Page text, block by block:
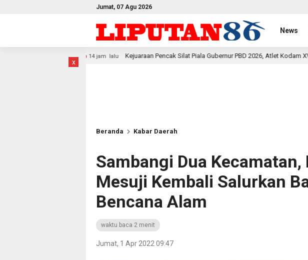
Jumat, 07 Agu 2026
News
x
Kejuaraan Pencak Silat Piala Gubernur PBD 2026, Atlet Kodam XVIII Kasuari Torehkan
Beranda Kabar Daerah
Sambangi Dua Kecamatan,
Mesuji Kembali Salurkan
Bencana Alam
waktu baca 2 menit
Jumat, 1 Apr 2022 09:47